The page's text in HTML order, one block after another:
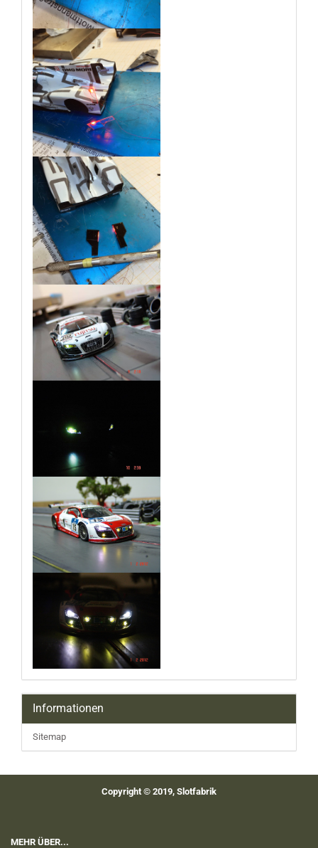
Informationen
Sitemap
Copyright © 2019, Slotfabrik
MEHR ÜBER...